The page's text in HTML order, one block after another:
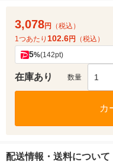
3,078円
（税込）
1つあたり 102.6円 （税込）
5%(142pt)
在庫あり 数量 1
カ
配送情報・送料について